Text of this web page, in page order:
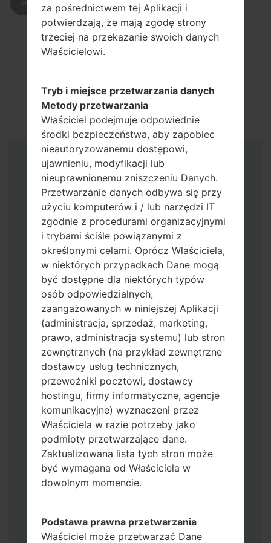
Instrukcje
Pobierz na swój komputer najnowszą
Odin 3
Następnie wyodrębnij plik
oprogramowania układowego.
Powinieneś otrzymać 1 plik (jeśli 1 plik
wybierz tutaj) lub 5 plików (jeśli 5 plików
wybierz tutaj):
AP: "System & Recovery"
CP: "Modem & Radio"
CSC_***: "Country & Region & Operator"
Operator"
Dodaj wszystkie pliki w Odin 3.
za pośrednictwem tej Aplikacji i
potwierdzają, że mają zgodę strony
trzeciej na przekazanie swoich danych
Właścicielowi.
Tryb i miejsce przetwarzania danych
Metody przetwarzania
Właściciel podejmuje odpowiednie
środki bezpieczeństwa, aby zapobiec
nieautoryzowanemu dostępowi,
ujawnieniu, modyfikacji lub
nieuprawnionemu zniszczeniu Danych.
Przetwarzanie danych odbywa się przy
użyciu komputerów i / lub narzędzi IT
zgodnie z procedurami organizacyjnymi
i trybami ściśle powiązanymi z
określonymi celami. Oprócz Właściciela,
w niektórych przypadkach Dane mogą
być dostępne dla niektórych typów
osób odpowiedzialnych,
zaangażowanych w niniejszej Aplikacji
(administracja, sprzedaż, marketing,
prawo, administracja systemu) lub stron
zewnętrznych (na przykład zewnętrzne
dostawcy usług technicznych,
przewoźniki pocztowi, dostawcy
hostingu, firmy informatyczne, agencje
komunikacyjne) wyznaczeni przez
Właściciela w razie potrzeby jako
podmioty przetwarzające dane.
Zaktualizowana lista tych stron może
być wymagana od Właściciela w
dowolnym momencie.
Podstawa prawna przetwarzania
Właściciel może przetwarzać Dane